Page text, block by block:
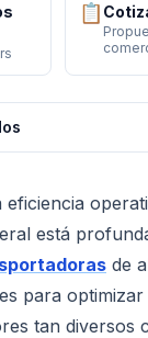
📋
eficiencia
está
de
para
tan diversos